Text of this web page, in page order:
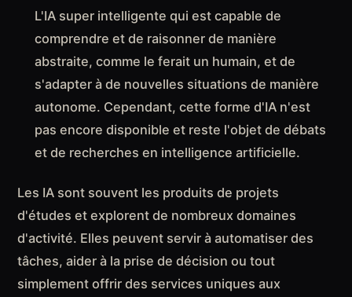
L'IA super intelligente qui est capable de
comprendre et de raisonner de manière
abstraite, comme le ferait un humain, et de
s'adapter à de nouvelles situations de manière
autonome. Cependant, cette forme d'IA n'est
pas encore disponible et reste l'objet de débats
et de recherches en intelligence artificielle.
Les IA sont souvent les produits de projets
d'études et explorent de nombreux domaines
d'activité. Elles peuvent servir à automatiser des
tâches, aider à la prise de décision ou tout
simplement offrir des services uniques aux